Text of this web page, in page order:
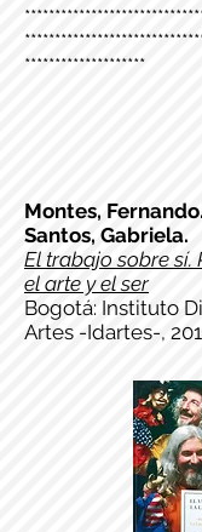
********************
Montes,
Santos, Gabriela.
El trabajo sobre sí.
el arte y el ser
Bogotá: Instituto
Artes -Idartes-,